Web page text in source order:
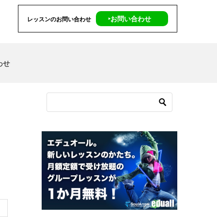
レッスンのお問い合わせ ‣お問い合わせ
せ